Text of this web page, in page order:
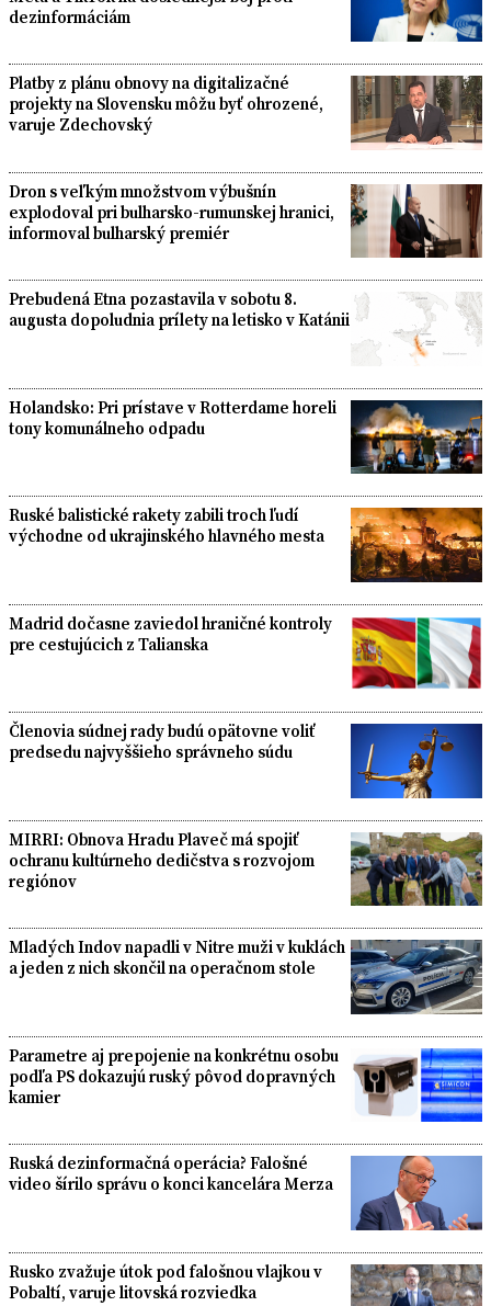
dezinformáciám
Platby z plánu obnovy na digitalizačné
projekty na Slovensku môžu byť ohrozené,
varuje Zdechovský
Dron s veľkým množstvom výbušnín
explodoval pri bulharsko-rumunskej hranici,
informoval bulharský premiér
Prebudená Etna pozastavila v sobotu 8.
augusta dopoludnia prílety na letisko v Katánii
Holandsko: Pri prístave v Rotterdame horeli
tony komunálneho odpadu
Ruské balistické rakety zabili troch ľudí
východne od ukrajinského hlavného mesta
Madrid dočasne zaviedol hraničné kontroly
pre cestujúcich z Talianska
Členovia súdnej rady budú opätovne voliť
predsedu najvyššieho správneho súdu
MIRRI: Obnova Hradu Plaveč má spojiť
ochranu kultúrneho dedičstva s rozvojom
regiónov
Mladých Indov napadli v Nitre muži v kuklách
a jeden z nich skončil na operačnom stole
Parametre aj prepojenie na konkrétnu osobu
podľa PS dokazujú ruský pôvod dopravných
kamier
Ruská dezinformačná operácia? Falošné
video šírilo správu o konci kancelára Merza
Rusko zvažuje útok pod falošnou vlajkou v
Pobaltí, varuje litovská rozviedka